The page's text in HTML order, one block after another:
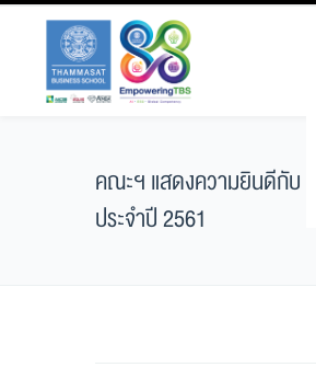
คณะฯ แสดงความยินดีกับ ศ
ประจำปี 2561